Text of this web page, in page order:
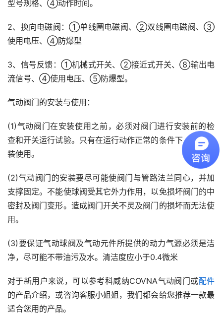
型号规格、④动作时间。
2、换向电磁阀：①单线圈电磁阀、②双线圈电磁阀、③
使用电压、④防爆型
3、信号反馈：①机械式开关、②接近式开关、⑧输出电
流信号、④使用电压、⑤防爆型。
气动阀门的安装与使用：
(1)气动阀门在安装使用之前，必须对阀门进行安装前的检
查和开关运行试验。只有在运行动作正常的条件下，才能安
装使用。
(2)气动阀门的安装要尽可能使阀门与管路法兰同心，并加
支撑固定。不能使球阀受其它外力作用，以免损坏阀门的中
密封及阀门变形。造成阀门开关不灵及阀门的损坏而无法使
用。
(3)要保证气动球阀及气动元件所提供的动力气源必须是洁
净，尽可能不带油污及水。清洁度应小于0.4微米
对于新用户来说，可以参考科威纳COVNA气动阀门或配件
的产品介绍，或咨询客服小姐姐，我们都会给您推荐一款最
适合您用的产品。